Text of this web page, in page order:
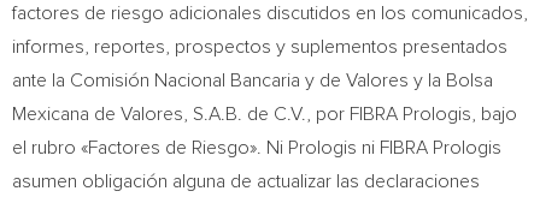
factores de riesgo adicionales discutidos en los comunicados,
informes, reportes, prospectos y suplementos presentados
ante la Comisión Nacional Bancaria y de Valores y la Bolsa
Mexicana de Valores, S.A.B. de C.V., por FIBRA Prologis, bajo
el rubro «Factores de Riesgo». Ni Prologis ni FIBRA Prologis
asumen obligación alguna de actualizar las declaraciones